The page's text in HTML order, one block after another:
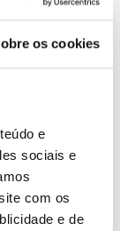
os cookies
e
sociais e
com os
e de
as tuas
o objetivo de evitar
de pensar no